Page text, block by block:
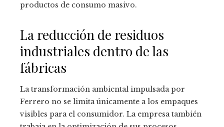
productos de consumo masivo.
La reducción de residuos
industriales dentro de las
fábricas
La transformación ambiental impulsada por
Ferrero no se limita únicamente a los empaques
visibles para el consumidor. La empresa también